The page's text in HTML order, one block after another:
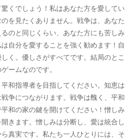
くでしょう！私はあなた方を愛してい
を見たくありません。戦争は、あなた
のと同じくらい、あなた方にも苦しみ
自分を愛することを強く勧めます！自
く。優しさがすべてです。結局のとこ
ームなのです。
和指導者を目指してください。知恵は
争につながります。戦争は醜く、平和
和の家の鍵を開けてください！憎しみ
きます。憎しみは分断し、愛は統合し
真実です。私たち一人ひとりには、そ